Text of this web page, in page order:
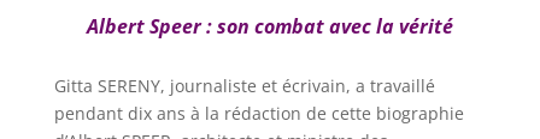
Albert Speer : son combat avec la vérité
Gitta SERENY, journaliste et écrivain, a travaillé
pendant dix ans à la rédaction de cette biographie